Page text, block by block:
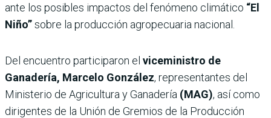
ante los posibles impactos del fenómeno climático “El
Niño”sobre la producción agropecuaria nacional.
Del encuentro participaron el viceministro de
Ganadería, Marcelo González, representantes del
Ministerio de Agricultura y Ganadería (MAG), así como
dirigentes de la Unión de Gremios de la Producción